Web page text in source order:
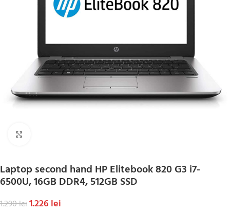
Laptop second hand HP Elitebook 820 G3 i7-
6500U, 16GB DDR4, 512GB SSD
1.290lei1.226 lei